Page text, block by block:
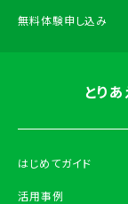
無料体験申し込み
とり
はじめてガイド
活用事例